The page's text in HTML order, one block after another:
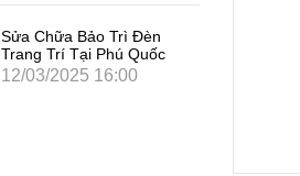
Sửa Chữa Bảo Trì Đèn
Trang Trí Tại Phú Quốc
12/03/2025 16:00